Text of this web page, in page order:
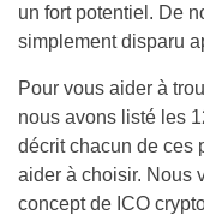
un fort potentiel. De
simplement disparu
Pour vous aider à
nous avons listé les
décrit chacun de ces
aider à choisir. Nous
concept de ICO